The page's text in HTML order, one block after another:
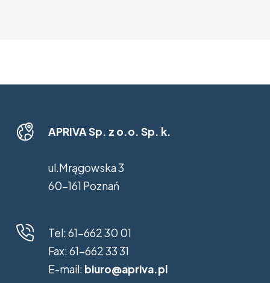
APRIVA Sp. z o.o. Sp. k.
ul.Mrągowska 3
60-161 Poznań
Tel: 61-662 30 01
Fax: 61-662 33 31
E-mail: biuro@apriva.pl